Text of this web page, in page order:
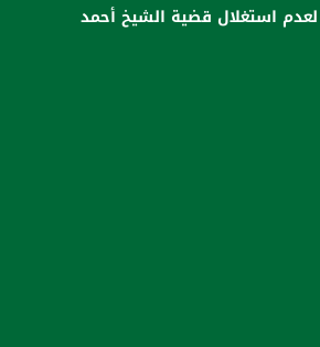
استغلال قضية الشيخ أحمد